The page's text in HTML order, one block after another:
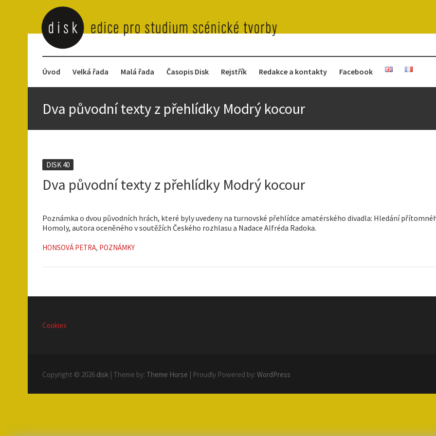
Úvod Velká řada Malá řada Časopis Disk Rejstřík Redakce a kontakty Facebook
Dva původní texty z přehlídky Modrý kocour
DISK 40
Dva původní texty z přehlídky Modrý kocour
Poznámka o dvou původních hrách, které byly uvedeny na turnovské přehlídce amatérského divadla: Hledání
Homoly, autora oceněného v soutěžích Českého rozhlasu a Nadace Alfréda Radoka.
HONSOVÁ PETRA, POZNÁMKY
Cookies
Copyright © 2026 disk | Theme by: Theme Horse | Proudly Powered by: WordPress